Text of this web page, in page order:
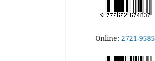
Online: 2721-9585